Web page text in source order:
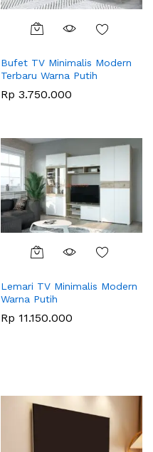
Bufet TV Minimalis Modern
Terbaru Warna Putih
Rp 3.750.000
Lemari TV Minimalis Modern
Warna Putih
Rp 11.150.000